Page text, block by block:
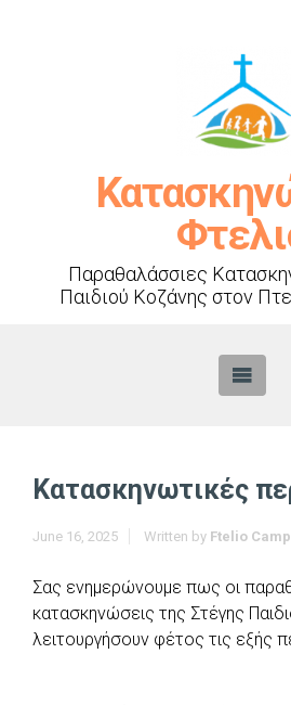
Παραθαλάσσιες
Παιδιού Κοζάνης στον
Κατασκηνωτικές
June 16, 2025 Written by Ftelio Camp
Σας ενημερώνουμε πως οι
κατασκηνώσεις της Στέγης
λειτουργήσουν φέτος τις εξής